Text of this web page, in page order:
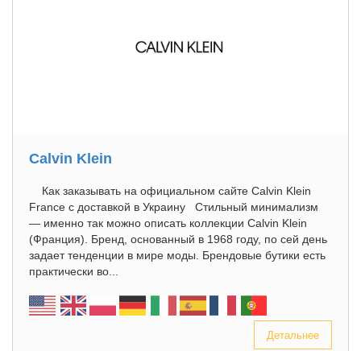
Calvin Klein
Как заказывать на официальном сайте Calvin Klein
France с доставкой в Украину Стильный минимализм
— именно так можно описать коллекции Calvin Klein
(Франция). Бренд, основанный в 1968 году, по сей день
задает тенденции в мире моды. Брендовые бутики есть
практически во...
Детальнее